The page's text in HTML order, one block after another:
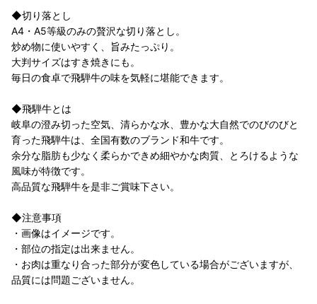
◆切り落とし
A4・A5等級のみの贅沢な切り落とし。
炒め物に使いやすく、旨みたっぷり。
大判サイズはすき焼きにも。
毎日の食卓で飛騨牛の味を気軽に堪能できます。
◆飛騨牛とは
岐阜の澄み切った空気、清らかな水、豊かな大自然でのびのびと
育った飛騨牛は、全国有数のブランド和牛です。
余分な脂肪も少なく柔らかできめ細やかな肉質、とろけるような
風味が特徴です。
高品質な飛騨牛を是非ご賞味下さい。
◆注意事項
・画像はイメージです。
・部位の指定は出来ません。
・お肉は重なり合った部分が変色している場合がございますが、
品質には問題ございません。